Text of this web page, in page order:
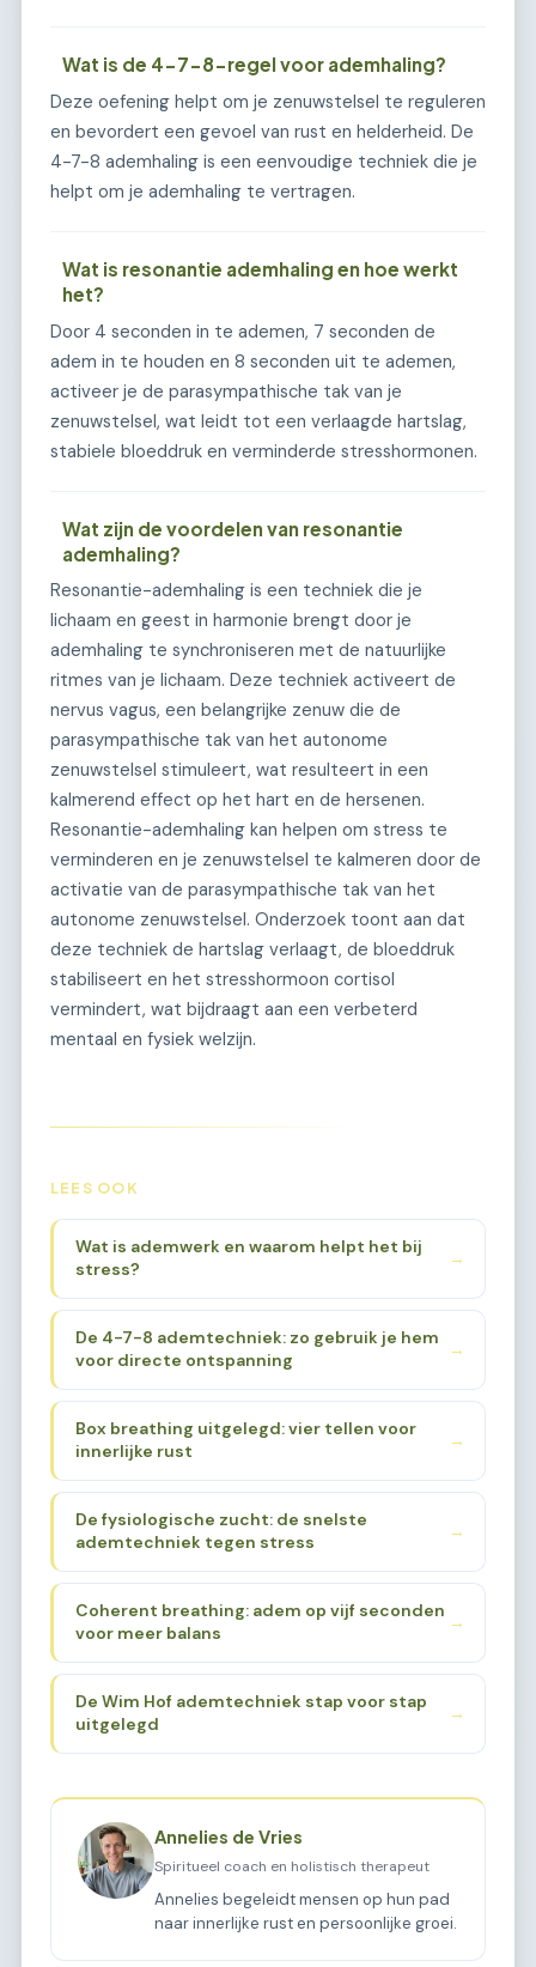
Wat is de 4-7-8-regel voor ademhaling?
Deze oefening helpt om je zenuwstelsel te reguleren
en bevordert een gevoel van rust en helderheid. De
4-7-8 ademhaling is een eenvoudige techniek die je
helpt om je ademhaling te vertragen.
Wat is resonantie ademhaling en hoe werkt
het?
Door 4 seconden in te ademen, 7 seconden de
adem in te houden en 8 seconden uit te ademen,
activeer je de parasympathische tak van je
zenuwstelsel, wat leidt tot een verlaagde hartslag,
stabiele bloeddruk en verminderde stresshormonen.
Wat zijn de voordelen van resonantie
ademhaling?
Resonantie-ademhaling is een techniek die je
lichaam en geest in harmonie brengt door je
ademhaling te synchroniseren met de natuurlijke
ritmes van je lichaam. Deze techniek activeert de
nervus vagus, een belangrijke zenuw die de
parasympathische tak van het autonome
zenuwstelsel stimuleert, wat resulteert in een
kalmerend effect op het hart en de hersenen.
Resonantie-ademhaling kan helpen om stress te
verminderen en je zenuwstelsel te kalmeren door de
activatie van de parasympathische tak van het
autonome zenuwstelsel. Onderzoek toont aan dat
deze techniek de hartslag verlaagt, de bloeddruk
stabiliseert en het stresshormoon cortisol
vermindert, wat bijdraagt aan een verbeterd
mentaal en fysiek welzijn.
LEES OOK
Wat is ademwerk en waarom helpt het bij
stress?
→
De 4-7-8 ademtechniek: zo gebruik je hem
voor directe ontspanning
→
Box breathing uitgelegd: vier tellen voor
innerlijke rust
→
De fysiologische zucht: de snelste
ademtechniek tegen stress
→
Coherent breathing: adem op vijf seconden
voor meer balans
→
De Wim Hof ademtechniek stap voor stap
uitgelegd
→
Annelies de Vries
Spiritueel coach en holistisch therapeut
Annelies begeleidt mensen op hun pad
naar innerlijke rust en persoonlijke groei.